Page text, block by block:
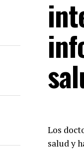
Los
salud y